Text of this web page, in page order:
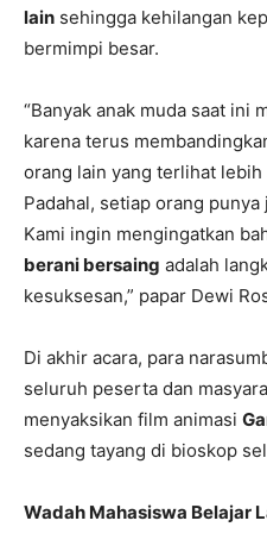
lain sehingga kehilangan
bermimpi besar.
“Banyak anak muda saat ini
karena terus
orang lain yang terlihat
Padahal, setiap orang
Kami ingin mengingatkan
berani bersaing adalah
kesuksesan,” papar Dewi
Di akhir acara, para
seluruh peserta dan
menyaksikan film animasi
sedang tayang di bioskop
Wadah Mahasiswa Belajar